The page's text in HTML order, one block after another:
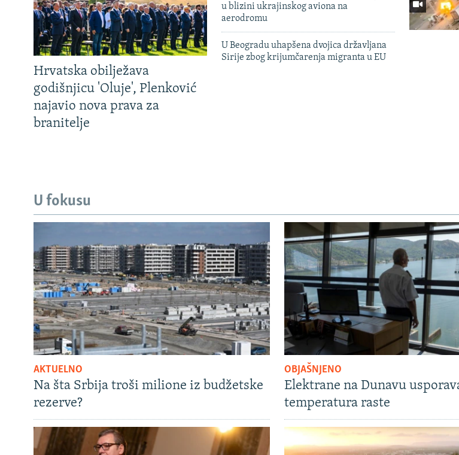
Hrvatska obilježava
godišnjicu 'Oluje', Plenković
najavio nova prava za
branitelje
u blizini ukrajinskog aviona na
aerodromu
U Beogradu uhapšena dvojica državljana
Sirije zbog krijumčarenja migranta u EU
U fokusu
AKTUELNO
Na šta Srbija troši milione iz budžetske
rezerve?
OBJAŠNJENO
Elektrane na Dunavu
temperatura raste